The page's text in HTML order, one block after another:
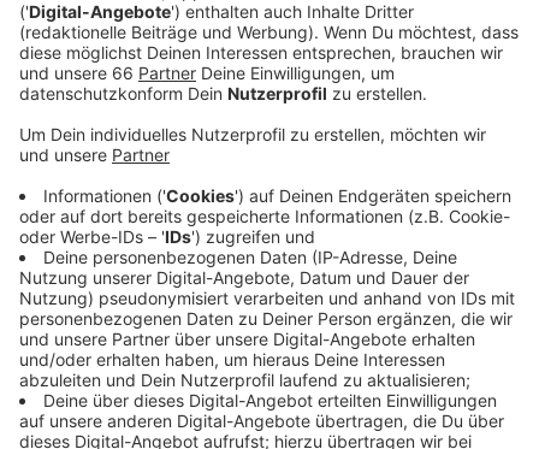
Veröffentlicht:Montag, 27.05.2024 12:49
Anzeige
Gesundheitsministeriums. Das Ministerium hatte vor
wenigen Wochen mitgeteilt, dass aus rechtlicher Sicht
bei Volksfesten und Großveranstaltungen nicht
gekifft werden dürfe, wenn Kinder in der Nähe seien.
Aus dem Düsseldorfer Rathaus heißt es jetzt, dass es
durch den neuen Erlass nun klarere Vorgaben gebe, auf
deren Grundlage man arbeiten könne. Die Stadt hatte
Cannabis am Japan-Tag ohnehin verbieten wollen und
zunächst damit argumentiert, dass die